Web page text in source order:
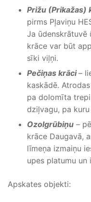
Prižu (Prikažas)
pirms Pļaviņu
Ja ūdenskrātuvē
krāce var būt
sīki viļņi.
Pečiņas krāci–
kaskādē.
pa dolomīta
dziļvagu, pa
Ozolgrūbiņu –
krāce Daugavā,
līmeņa izmaiņu
upes platumu un
Apskates objekti: